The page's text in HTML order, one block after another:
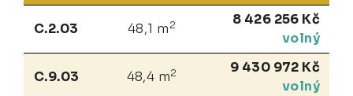
C.2.03 48,1 m 2
8 426 256 Kč
volný
C.9.03 48,4 m2
9 430 972 Kč
volný